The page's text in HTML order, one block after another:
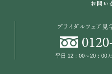
お問い
ブライダルフェア見
0120
平日 12：00～20：00